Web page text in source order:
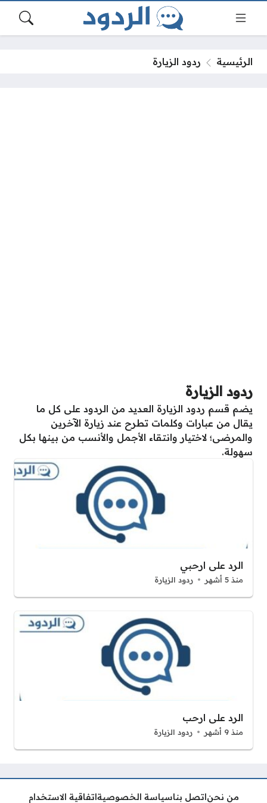
الرئيسية ردود الزيارة
ردود الزيارة
يضم قسم ردود الزيارة العديد من الردود على كل ما
يقال من عبارات وكلمات تطرح عند زيارة الآخرين
والمرضى؛ لاختيار وانتقاء الأجمل والأنسب من بينها بكل
سهولة.
الرد على ارحبي
منذ 5 أشهر ردود الزيارة
الرد على ارحب
منذ 9 أشهر ردود الزيارة
من نحناتصل بناسياسة الخصوصيةاتفاقية الاستخدام